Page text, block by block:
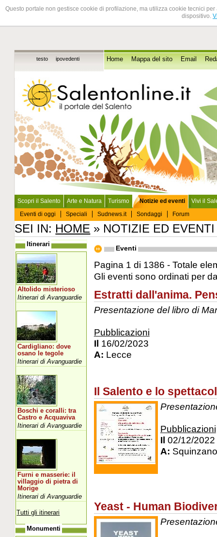
Questo portale non gestisce cookie di profilazione, ma utilizza cookie tecnici
dispositivo.
testo ipovedenti Home Mappa del sito Email
Scopri il Salento Arte e Natura Turismo
Notizie ed eventi
Eventi di oggi
Speciali Sudnews.it Sondaggi Forum
Vivi il
SEI IN: HOME » NOTIZIE ED EVENTI
Eventi
Pagina 1 di 1386 - Totale
Gli eventi sono ordinati per
Estratti dall'anima.
Presentazione del libro di
Pubblicazioni
Il 16/02/2023
A: Lecce
Il Salento e lo
Pubblicazioni
Il 02/12/2022
A:
Yeast - Human
Itinerari
Altolido misterioso
Itinerari di Avanguardie
Cardigliano: dove
osano le tegole
Itinerari di Avanguardie
Boschi e coralli: tra
Castro e Acquaviva
Itinerari di Avanguardie
Furni e masserie: il
villaggio di pietra di
Morige
Itinerari di Avanguardie
Tutti gli itinerari
Monumenti